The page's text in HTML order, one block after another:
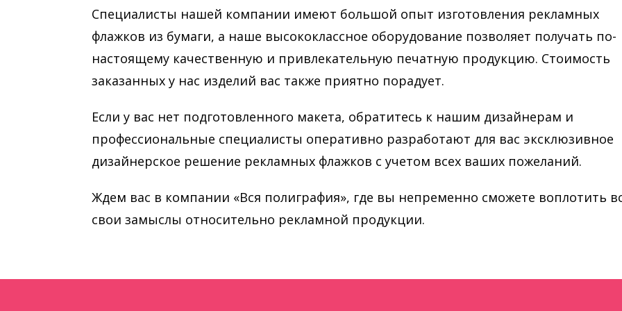
Специалисты нашей компании имеют большой опыт изготовления рекламных
флажков из бумаги, а наше высококлассное оборудование позволяет получать по-
настоящему качественную и привлекательную печатную продукцию. Стоимость
заказанных у нас изделий вас также приятно порадует.
Если у вас нет подготовленного макета, обратитесь к нашим дизайнерам и
профессиональные специалисты оперативно разработают для вас эксклюзивное
дизайнерское решение рекламных флажков с учетом всех ваших пожеланий.
Ждем вас в компании «Вся полиграфия», где вы непременно сможете воплотить
свои замыслы относительно рекламной продукции.